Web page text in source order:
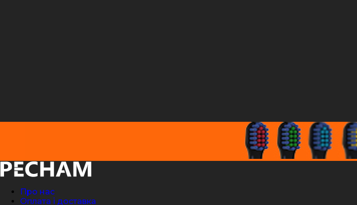
Про нас
Оплата і доставка